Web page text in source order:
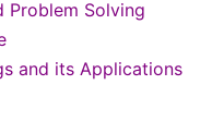
Problem Solving
and its Applications